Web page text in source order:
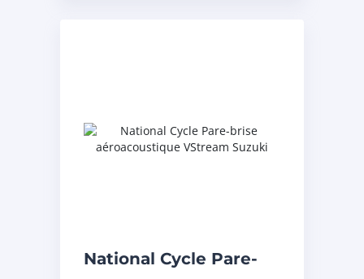
National Cycle Pare-